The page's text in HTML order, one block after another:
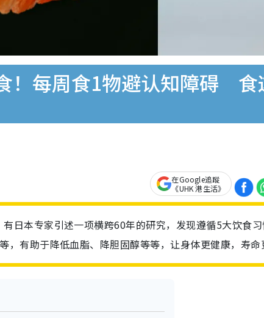
！每周食1物避认知障碍
在Google追蹤
《UHK 港生活》
日本专家引述一项横跨60年的研究，发现遵循5大饮食
有助于降低血脂、降胆固醇等等，让身体更健康，寿命